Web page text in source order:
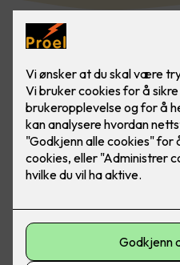
Ved å installere
varme som spres over hele
vinterkvelder i vårt over